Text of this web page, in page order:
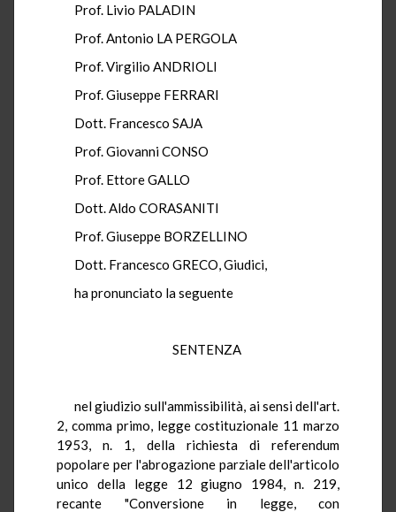
Prof. Livio PALADIN
Prof. Antonio LA PERGOLA
Prof. Virgilio ANDRIOLI
Prof. Giuseppe FERRARI
Dott. Francesco SAJA
Prof. Giovanni CONSO
Prof. Ettore GALLO
Dott. Aldo CORASANITI
Prof. Giuseppe BORZELLINO
Dott. Francesco GRECO, Giudici,
ha pronunciato la seguente
SENTENZA
nel giudizio sull'ammissibilità, ai sensi dell'art.
2, comma primo, legge costituzionale 11 marzo
1953, n. 1, della richiesta di referendum
popolare per l'abrogazione parziale dell'articolo
unico della legge 12 giugno 1984, n. 219,
recante "Conversione in legge, con